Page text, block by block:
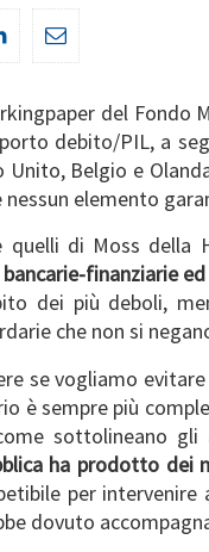
del Fondo
debito/PIL, a
Unito, Belgio e
elemento
di Moss della
finanziarie
dei più deboli,
che non si
se vogliamo
è sempre più
sottolineano gli
ha prodotto
per
dovuto